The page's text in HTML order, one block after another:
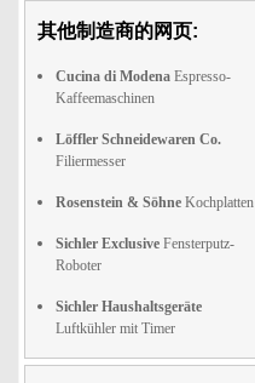
其他制造商的网页:
Cucina di Modena Espresso-
Kaffeemaschinen
Löffler Schneidewaren Co.
Filiermesser
Rosenstein & Söhne Kochplatten
Sichler Exclusive Fensterputz-
Roboter
Sichler Haushaltsgeräte
Luftkühler mit Timer